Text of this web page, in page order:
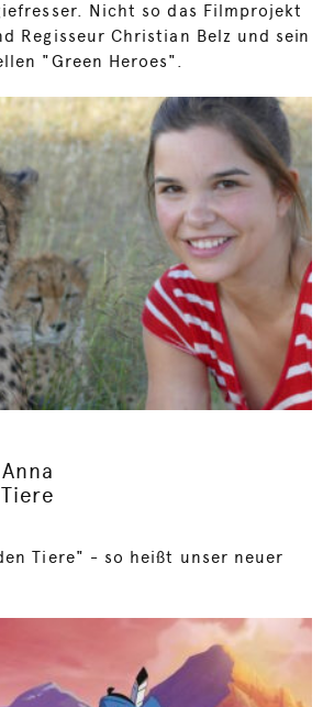
Nicht so das Filmprojekt
Regisseur Christian Belz und sein
"Green Heroes".
Tiere" - so heißt unser neuer